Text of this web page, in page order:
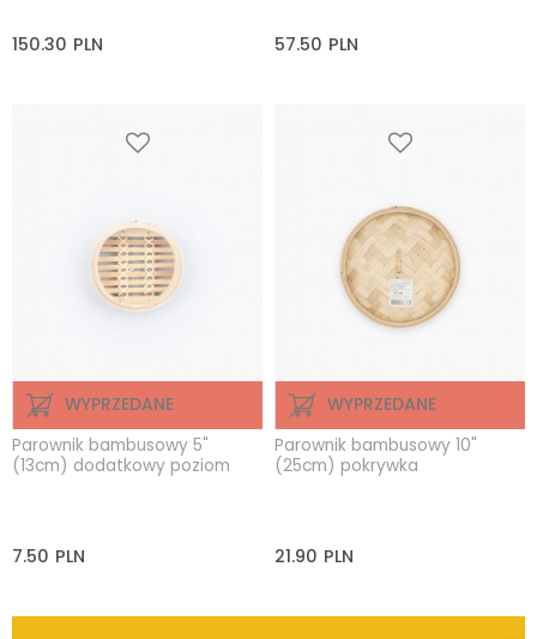
150.30 PLN 57.50 PLN
WYPRZEDANE
Parownik bambusowy 5"
(13cm) dodatkowy poziom
7.50 PLN
WYPRZEDANE
Parownik bambusowy 10"
(25cm) pokrywka
21.90 PLN